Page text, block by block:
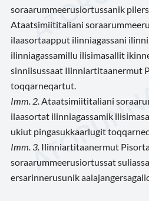
soraarummeerusiortussanik
Ataatsimiititaliani
ilaasortaapput ilinniagassani
ilinniagassamillu ilisimasallit
sinniisussaat Ilinniartitaanermut
toqqarneqartut.
Imm. 2. Ataatsimiititaliani
ilaasortat ilinniagassamik
ukiut pingasukkaarlugit
Imm. 3. Ilinniartitaanermut
soraarummeerusiortussat
ersarinnerusunik